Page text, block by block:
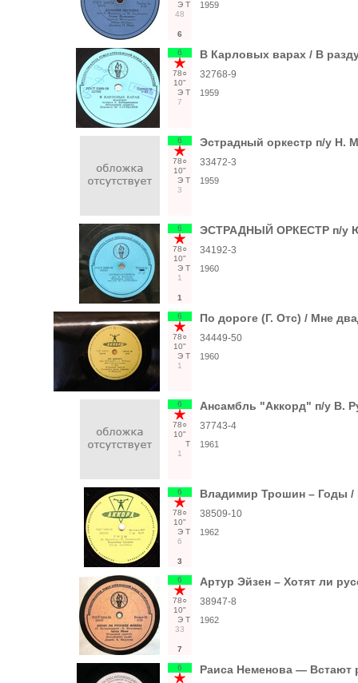
Э Т
48
6
1959
6
78○
10"
Э Т
7
В Карловых варах / В
32768-9
1959
6
78○
10"
Э Т
3
Эстрадный оркестр п/у Н.
33472-3
1959
6
78○
10"
Э Т
1
1
ЭСТРАДНЫЙ ОРКЕСТР п/у
34192-3
1960
6
78○
10"
Э Т
1
По дороге (Г. Отс) / Мне
34449-50
1960
6
78○
10"
Т
1
Ансамбль "Аккорд" п/у В.
37743-4
1961
6
78○
10"
Э Т
6
3
Владимир Трошин – Годы /
38509-10
1962
6
78○
10"
Э Т
33
7
Артур Эйзен ‎– Хотят ли
38947-8
1962
6 Раиса Неменова — Встают